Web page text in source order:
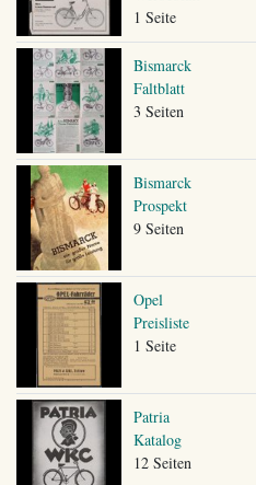
1 Seite
Bismarck
Faltblatt
3 Seiten
Bismarck
Prospekt
9 Seiten
Opel
Preisliste
1 Seite
Patria
Katalog
12 Seiten